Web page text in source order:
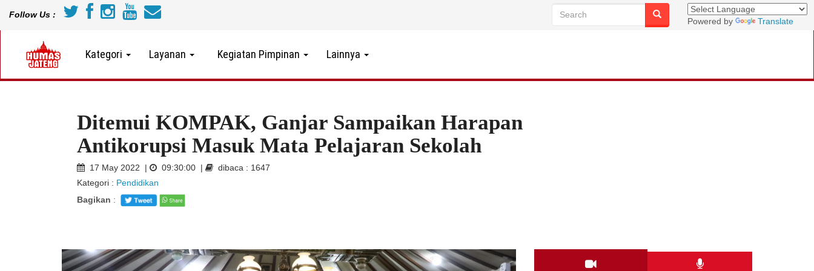
Follow Us :
Powered by Translate
Kategori Layanan Kegiatan Pimpinan Lainnya
Ditemui KOMPAK, Ganjar Sampaikan Harapan
Antikorupsi Masuk Mata Pelajaran Sekolah
17 May 2022 | 09:30:00 |
dibaca : 1647
Kategori : Pendidikan
Bagikan :